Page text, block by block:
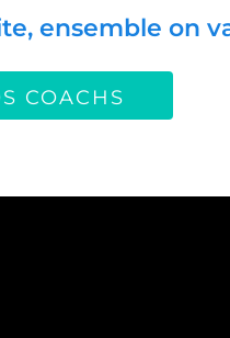
ensemble on
COACHS